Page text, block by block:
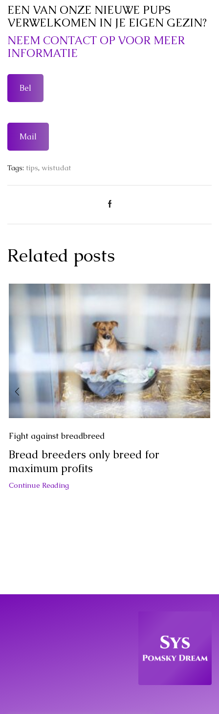
EEN VAN ONZE NIEUWE PUPS
VERWELKOMEN IN JE EIGEN GEZIN?
NEEM CONTACT OP VOOR MEER
INFORMATIE
Bel
Mail
Tags: tips, wistudat
Related posts
Fight against breadbreed
Bread breeders only breed for
maximum profits
Continue Reading